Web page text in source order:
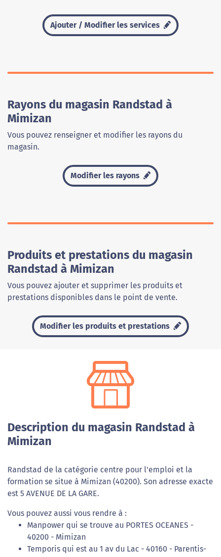
Ajouter / Modifier les services
Rayons du magasin Randstad à
Mimizan
Vous pouvez renseigner et modifier les rayons du
magasin.
Modifier les rayons
Produits et prestations du magasin
Randstad à Mimizan
Vous pouvez ajouter et supprimer les produits et
prestations disponibles dans le point de vente.
Modifier les produits et prestations
Description du magasin Randstad à
Mimizan
Randstad de la catégorie centre pour l'emploi et la
formation se situe à Mimizan (40200). Son adresse exacte
est 5 AVENUE DE LA GARE.
Vous pouvez aussi vous rendre à :
Manpower qui se trouve au PORTES OCEANES -
40200 - Mimizan
Temporis qui est au 1 av du Lac - 40160 - Parentis-